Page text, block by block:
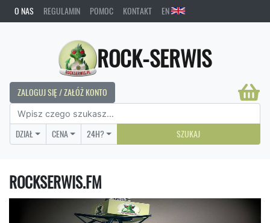
O NAS REGULAMIN POMOC KONTAKT EN
ROCK-SERWIS
ZALOGUJ SIĘ / ZAŁÓŻ KONTO
DZIAŁ CENA 24H? SZUKAJ
ROCKSERWIS.FM